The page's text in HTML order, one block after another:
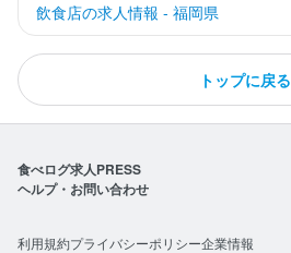
飲食店の求人情報 - 福岡県
トップに戻る
食べログ求人PRESS
ヘルプ・お問い合わせ
利用規約プライバシーポリシー企業情報